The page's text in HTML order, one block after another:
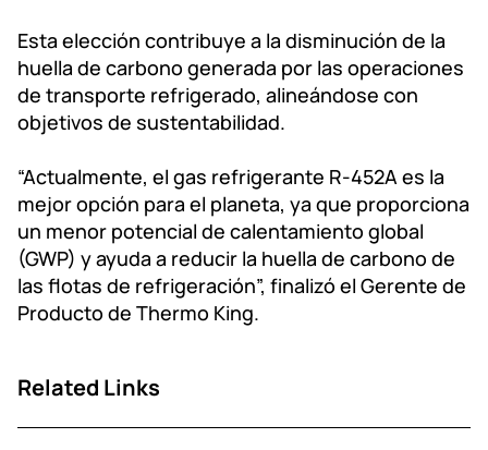
Esta elección contribuye a la disminución de la
huella de carbono generada por las operaciones
de transporte refrigerado, alineándose con
objetivos de sustentabilidad.
“Actualmente, el gas refrigerante R-452A es la
mejor opción para el planeta, ya que proporciona
un menor potencial de calentamiento global
(GWP) y ayuda a reducir la huella de carbono de
las flotas de refrigeración”, finalizó el Gerente de
Producto de Thermo King.
Related Links